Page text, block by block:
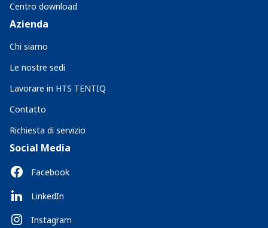
Centro download
Azienda
Chi siamo
Le nostre sedi
Lavorare in HTS TENTIQ
Contatto
Richiesta di servizio
Social Media
Facebook
LinkedIn
Instagram